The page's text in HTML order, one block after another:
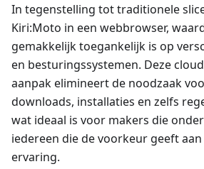
In tegenstelling tot traditionele
Kiri:Moto in een webbrowser,
gemakkelijk toegankelijk is op
en besturingssystemen. Deze
aanpak elimineert de noodzaak
downloads, installaties en zelfs
wat ideaal is voor makers die
iedereen die de voorkeur geeft
ervaring.